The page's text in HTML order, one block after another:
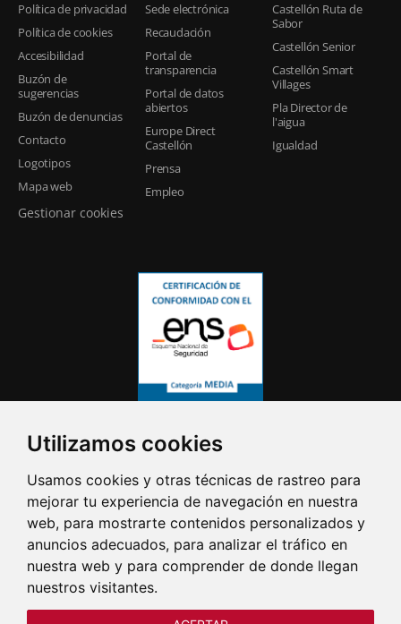
Utilizamos cookies
Usamos cookies y otras técnicas de rastreo para
mejorar tu experiencia de navegación en nuestra
web, para mostrarte contenidos personalizados y
anuncios adecuados, para analizar el tráfico en
nuestra web y para comprender de donde llegan
nuestros visitantes.
Política de privacidad
Política de cookies
Accesibilidad
Buzón de
sugerencias
Buzón de denuncias
Contacto
Logotipos
Mapa web
Gestionar cookies
Sede electrónica
Recaudación
Portal de
transparencia
Portal de datos
abiertos
Europe Direct
Castellón
Prensa
Empleo
Castellón Ruta de
Sabor
Castellón Senior
Castellón Smart
Villages
Pla Director de
l'aigua
Igualdad